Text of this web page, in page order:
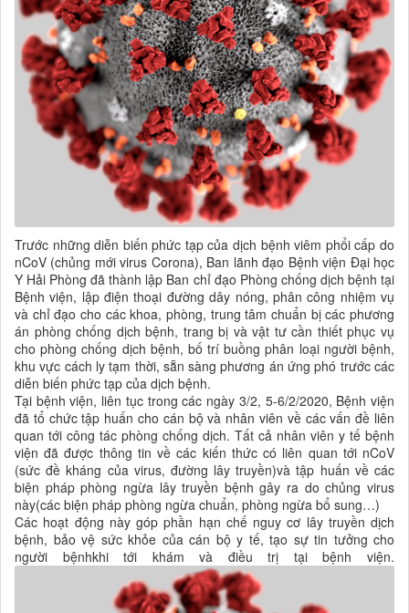
Trước những diễn biến phức tạp của dịch bệnh viêm phổi cấp do
nCoV (chủng mới virus Corona), Ban lãnh đạo Bệnh viện Đại học
Y Hải Phòng đã thành lập Ban chỉ đạo Phòng chống dịch bệnh tại
Bệnh viện, lập điện thoại đường dây nóng, phân công nhiệm vụ
và chỉ đạo cho các khoa, phòng, trung tâm chuẩn bị các phương
án phòng chống dịch bệnh, trang bị và vật tư cần thiết phục vụ
cho phòng chống dịch bệnh, bố trí buồng phân loại người bệnh,
khu vực cách ly tạm thời, sẵn sàng phương án ứng phó trước các
diễn biến phức tạp của dịch bệnh.
Tại bệnh viện, liên tục trong các ngày 3/2, 5-6/2/2020, Bệnh viện
đã tổ chức tập huấn cho cán bộ và nhân viên về các vấn đề liên
quan tới công tác phòng chống dịch. Tất cả nhân viên y tế bệnh
viện đã được thông tin về các kiến thức có liên quan tới nCoV
(sức đề kháng của virus, đường lây truyền)và tập huấn về các
biện pháp phòng ngừa lây truyền bệnh gây ra do chủng virus
này(các biện pháp phòng ngừa chuẩn, phòng ngừa bổ sung…)
Các hoạt động này góp phần hạn chế nguy cơ lây truyền dịch
bệnh, bảo vệ sức khỏe của cán bộ y tế, tạo sự tin tưởng cho
người bệnhkhi tới khám và điều trị tại bệnh viện.